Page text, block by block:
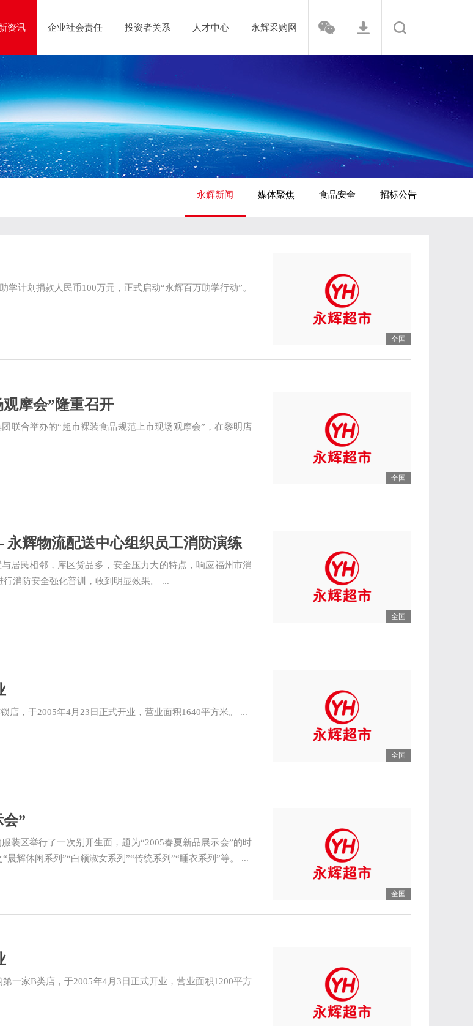
资讯 企业社会责任 投资者关系 人才中心 永辉采购网
永辉新闻 媒体聚焦 食品安全 招标公告
全国
学计划捐款人民币100万元，正式启动“永辉百万助学行动”。
全国
摩会”隆重召开
联合举办的“超市裸装食品规范上市现场观摩会”，在黎明店
全国
辉物流配送中心组织员工消防演练
居民相邻，库区货品多，安全压力大的特点，响应福州市消
消防安全强化普训，收到明显效果。 ...
全国
店，于2005年4月23日正式开业，营业面积1640平方米。 ...
全国
”
装区举行了一次别开生面，题为“2005春夏新品展示会”的时
辉休闲系列”“白领淑女系列”“传统系列”“睡衣系列”等。 ...
一家B类店，于2005年4月3日正式开业，营业面积1200平方